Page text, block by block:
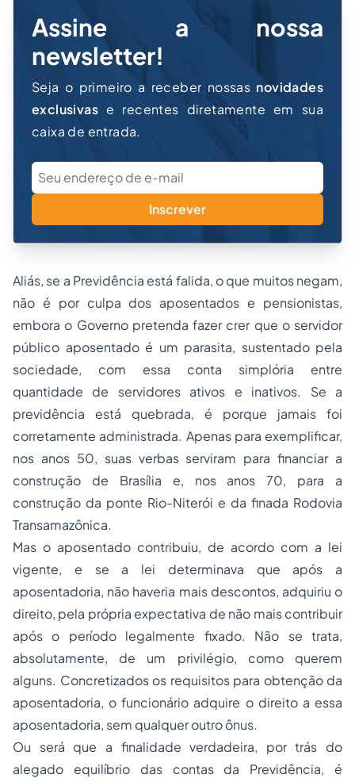
Assine a nossa
newsletter!
Seja o primeiro a receber nossas novidades
exclusivas e recentes diretamente em sua
caixa de entrada.
Inscrever
Aliás, se a Previdência está falida, o que muitos negam,
não é por culpa dos aposentados e pensionistas,
embora o Governo pretenda fazer crer que o servidor
público aposentado é um parasita, sustentado pela
sociedade, com essa conta simplória entre
quantidade de servidores ativos e inativos. Se a
previdência está quebrada, é porque jamais foi
corretamente administrada. Apenas para exemplificar,
nos anos 50, suas verbas serviram para financiar a
construção de Brasília e, nos anos 70, para a
construção da ponte Rio-Niterói e da finada Rodovia
Transamazônica.
Mas o aposentado contribuiu, de acordo com a lei
vigente, e se a lei determinava que após a
aposentadoria, não haveria mais descontos, adquiriu o
direito, pela própria expectativa de não mais contribuir
após o período legalmente fixado. Não se trata,
absolutamente, de um privilégio, como querem
alguns. Concretizados os requisitos para obtenção da
aposentadoria, o funcionário adquire o direito a essa
aposentadoria, sem qualquer outro ônus.
Ou será que a finalidade verdadeira, por trás do
alegado equilíbrio das contas da Previdência, é